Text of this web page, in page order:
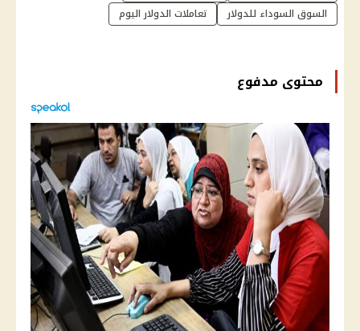
السوق السوداء للدولار
تعاملات الدولار اليوم
محتوى مدفوع